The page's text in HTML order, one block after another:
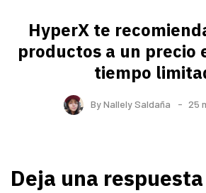
HyperX te
productos a un precio
tiempo
ByNallely Saldaña 25
Deja una respuesta